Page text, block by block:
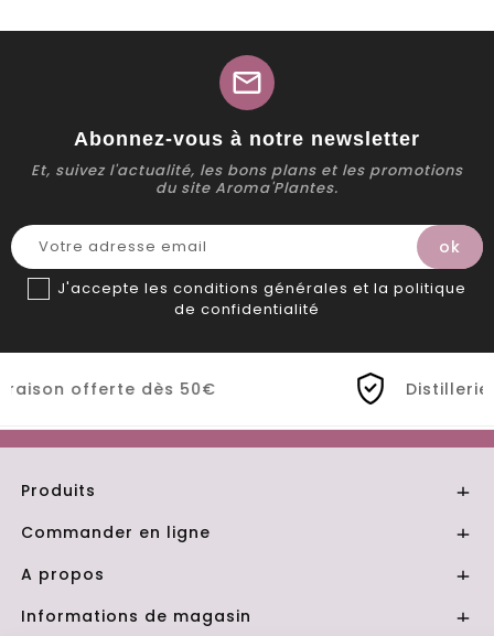
mail
Abonnez-vous à notre newsletter
Et, suivez l'actualité, les bons plans et les promotions
du site Aroma'Plantes.
J'accepte les conditions générales et la politique
de confidentialité
Distillerie Bio artisanale de
Produits 
Commander en ligne 
A propos 
Informations de magasin 